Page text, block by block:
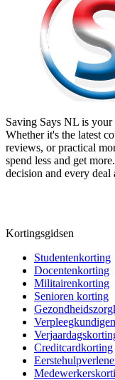
Saving Says NL is your
Whether it's the latest
reviews, or practical
spend less and get
decision and every deal
Kortingsgidsen
Studentenkorting
Docentenkorting
Militairenkorting
Senioren korting
Creditcardkorting